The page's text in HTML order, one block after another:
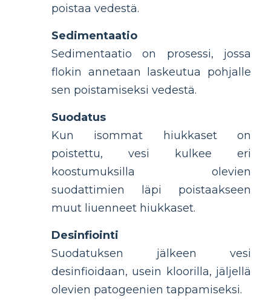
poistaa vedestä.
Sedimentaatio
Sedimentaatio on prosessi, jossa
flokin annetaan laskeutua pohjalle
sen poistamiseksi vedestä.
Suodatus
Kun isommat hiukkaset on
poistettu, vesi kulkee eri
koostumuksilla olevien
suodattimien läpi poistaakseen
muut liuenneet hiukkaset.
Desinfiointi
Suodatuksen jälkeen vesi
desinfioidaan, usein kloorilla, jäljellä
olevien patogeenien tappamiseksi.